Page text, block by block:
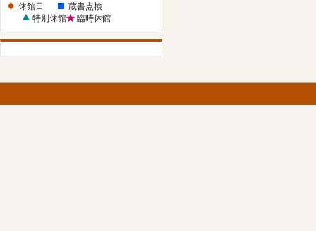
日
休館日
蔵書点検
特別休館
臨時休館